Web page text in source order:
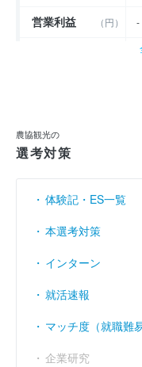
営業利益 （円） -
売上伸び率
営業利益率 （％）
経常利益率 （％）
農協観光の
選考対策
体験記・ES一覧
本選考対策
インターン
就活速報
マッチ度（就職難
企業研究